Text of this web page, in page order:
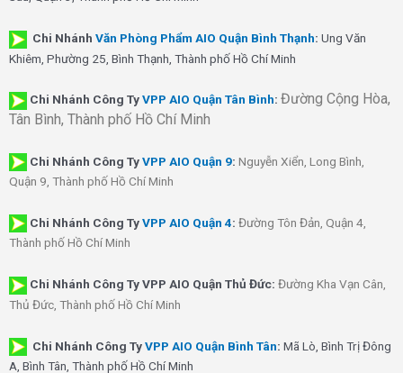
Chi Nhánh Văn Phòng Phẩm AIO Quận Bình Thạnh: Ung Văn
Khiêm, Phường 25, Bình Thạnh, Thành phố Hồ Chí Minh
Chi Nhánh Công TyVPP AIO Quận Tân Bình: Đường Cộng Hòa,
Tân Bình, Thành phố Hồ Chí Minh
Chi Nhánh Công TyVPP AIO Quận 9: Nguyễn Xiển, Long Bình,
Quận 9, Thành phố Hồ Chí Minh
Chi Nhánh Công TyVPP AIO Quận 4: Đường Tôn Đản, Quận 4,
Thành phố Hồ Chí Minh
Chi Nhánh Công Ty VPP AIO Quận Thủ Đức: Đường Kha Vạn Cân,
Thủ Đức, Thành phố Hồ Chí Minh
Chi Nhánh Công TyVPP AIO Quận Bình Tân: Mã Lò, Bình Trị Đông
A, Bình Tân, Thành phố Hồ Chí Minh